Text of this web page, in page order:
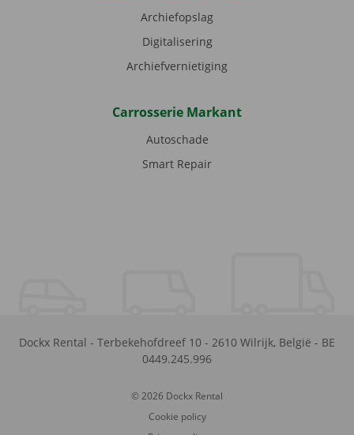
Archiefopslag
Digitalisering
Archiefvernietiging
Carrosserie Markant
Autoschade
Smart Repair
Dockx Rental - Terbekehofdreef 10 - 2610 Wilrijk, België - BE
0449.245.996
© 2026 Dockx Rental
Cookie policy